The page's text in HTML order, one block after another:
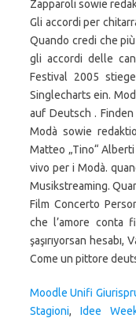
Moodle Unifi
Stagioni, Idee